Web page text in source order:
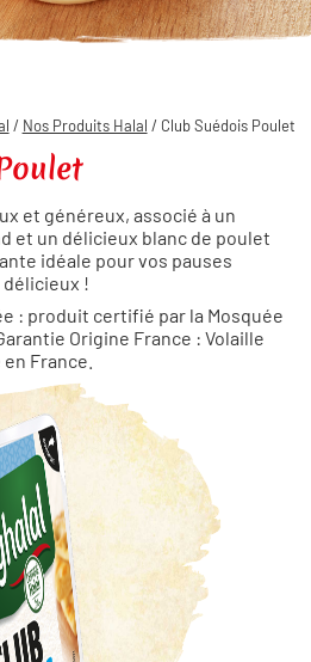
/ Nos Produits Halal / Club Suédois Poulet
et généreux, associé à un
et un délicieux blanc de poulet
idéale pour vos pauses
!
: produit certifié par la Mosquée
Origine France : Volaille
France.